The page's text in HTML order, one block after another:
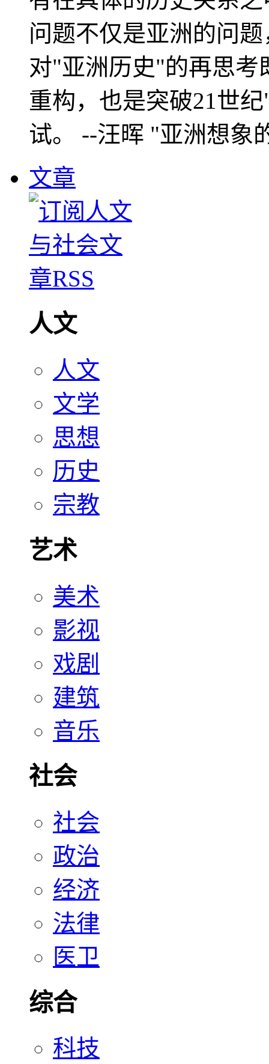
问题不仅是亚洲的问
对"亚洲历史"的再思考
重构，也是突破21世
试。 --汪晖 "亚洲想象
文章
人文
人文
文学
思想
历史
宗教
艺术
美术
影视
戏剧
建筑
音乐
社会
社会
政治
经济
法律
医卫
综合
科技